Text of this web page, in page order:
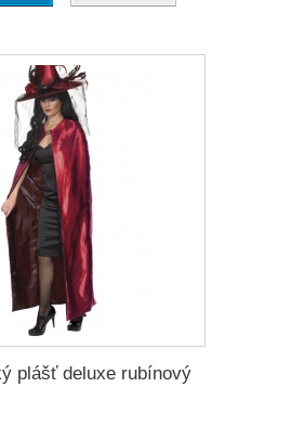
plášť deluxe rubínový